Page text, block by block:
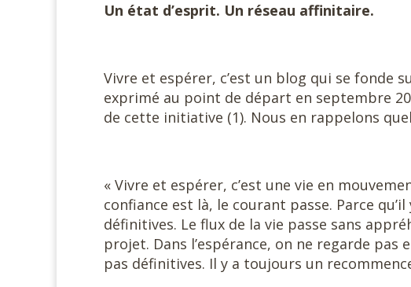
Un état d’esprit. Un réseau affinitaire.
Vivre et espérer, c’est un blog qui se fonde
exprimé au point de départ en septembre
de cette initiative (1). Nous en rappelons
« Vivre et espérer, c’est une vie en
confiance est là, le courant passe. Parce
définitives. Le flux de la vie passe sans
projet. Dans l’espérance, on ne regarde
pas définitives. Il y a toujours un